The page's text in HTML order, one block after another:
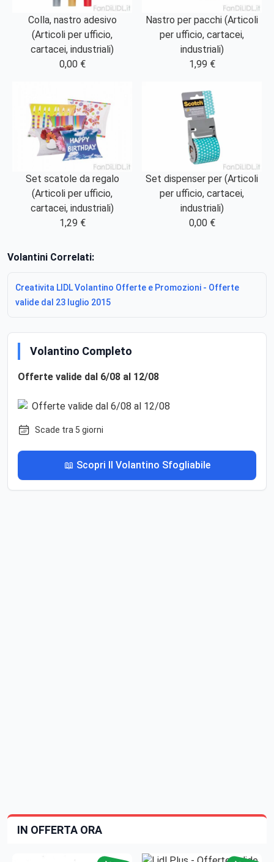
Colla, nastro adesivo
(Articoli per ufficio,
cartacei, industriali)
0,00 €
Nastro per pacchi (Articoli
per ufficio, cartacei,
industriali)
1,99 €
Set scatole da regalo
(Articoli per ufficio,
cartacei, industriali)
1,29 €
Set dispenser per (Articoli
per ufficio, cartacei,
industriali)
0,00 €
Volantini Correlati:
Creativita LIDL Volantino Offerte e Promozioni - Offerte
valide dal 23 luglio 2015
Volantino Completo
Offerte valide dal 6/08 al 12/08
Scade tra 5 giorni
📖 Scopri Il Volantino Sfogliabile
IN OFFERTA ORA